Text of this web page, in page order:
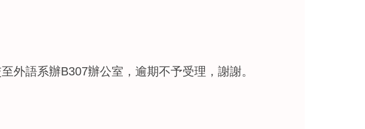
外語系辦B307辦公室，逾期不予受理，謝謝。